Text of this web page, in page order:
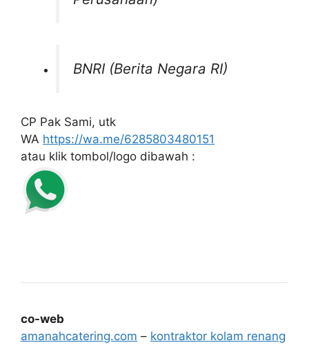
BNRI (Berita Negara RI)
CP Pak Sami, utk
WA https://wa.me/6285803480151
atau klik tombol/logo dibawah :
co-web
amanahcatering.com – kontraktor kolam renang